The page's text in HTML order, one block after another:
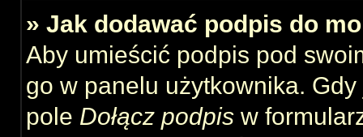
» Jak dodawać podpis do
Aby umieścić podpis pod
go w panelu użytkownika.
pole Dołącz podpis w